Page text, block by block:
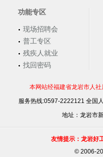
功能专区
现场招聘会
普工专区
残疾人就业
找回密码
本网站经福建省龙岩市人
服务热线:0597-2222121 全国
地址：龙岩市
友情提示：龙岩好
©2006-